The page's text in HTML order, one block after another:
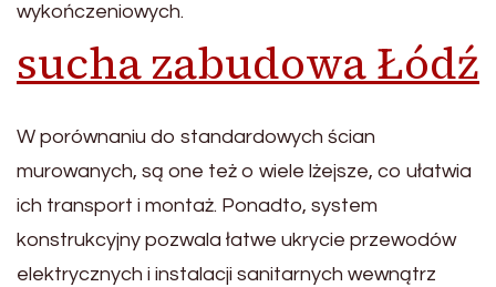
wykończeniowych.
sucha zabudowa Łódź
W porównaniu do standardowych ścian
murowanych, są one też o wiele lżejsze, co ułatwia
ich transport i montaż. Ponadto, system
konstrukcyjny pozwala łatwe ukrycie przewodów
elektrycznych i instalacji sanitarnych wewnątrz